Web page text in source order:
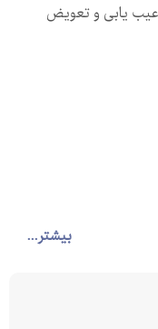
بیشتر...
یابی و تعویض